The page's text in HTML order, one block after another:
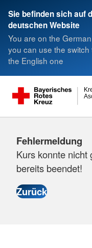
Sie befinden sich auf
deutschen Website
You are on the
you can use the switch
the English one
Fehlermeldung
Kurs konnte nicht
bereits beendet!